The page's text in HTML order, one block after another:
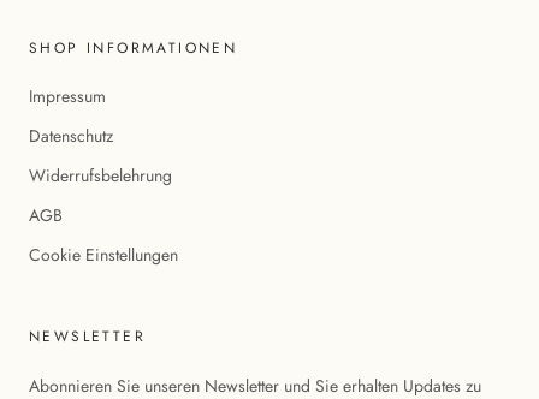
SHOP INFORMATIONEN
Impressum
Datenschutz
Widerrufsbelehrung
AGB
Cookie Einstellungen
NEWSLETTER
Abonnieren Sie unseren Newsletter und Sie erhalten Updates zu